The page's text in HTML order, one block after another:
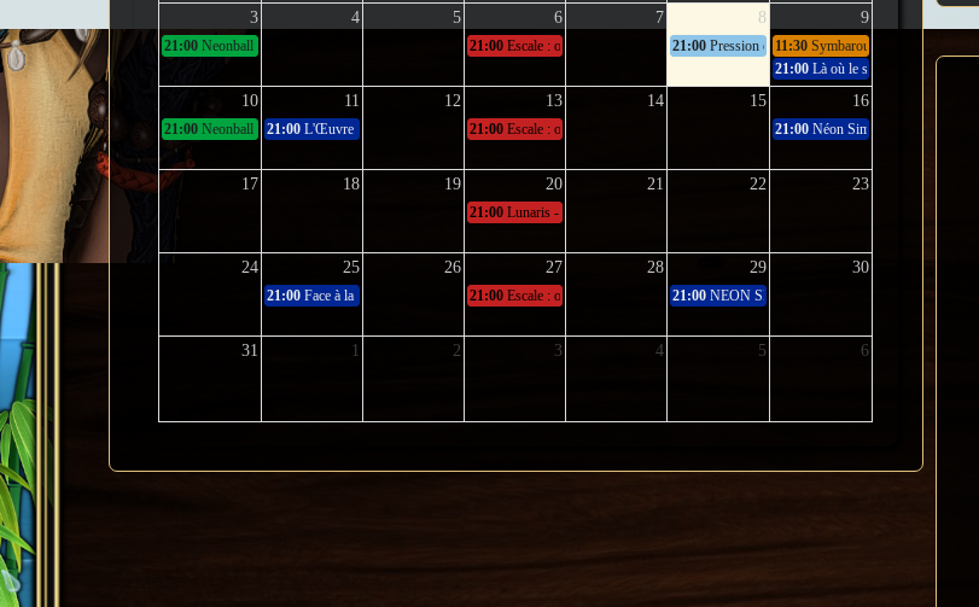
3 4 5 6 7 8 9
21:00 Neonball - Second test. 21:00 Escale : ouverture 21:00 Pression en surface
11:30 Symbaroum - Episode 8
21:00 Là où le sol gronde
10 11 12 13 14 15 16
21:00 Neonball - Dernier test.
21:00 L'Œuvre Inachevée : Le Coffre21:00 Escale : ouverture 21:00 Néon Simulation : Nuah !
17 18 19 20 21 22 23
21:00 Lunaris - Solringen
24 25 26 27 28 29 30
21:00 Face à la bête ! 21:00 Escale : ouverture 21:00 NEON SIMULATION - HONEY B. LOVELY
31 1 2 3 4 5 6